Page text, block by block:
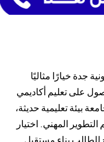
جدة خيارًا مثاليًا
على تعليم أكاديمي
بيئة تعليمية حديثة،
المهني. اختيار
بناء مستقبل